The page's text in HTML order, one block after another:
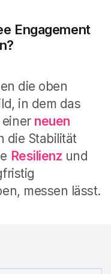
Engagement
die oben
in dem das
einer neuen
die Stabilität
Resilienz und
messen lässt.